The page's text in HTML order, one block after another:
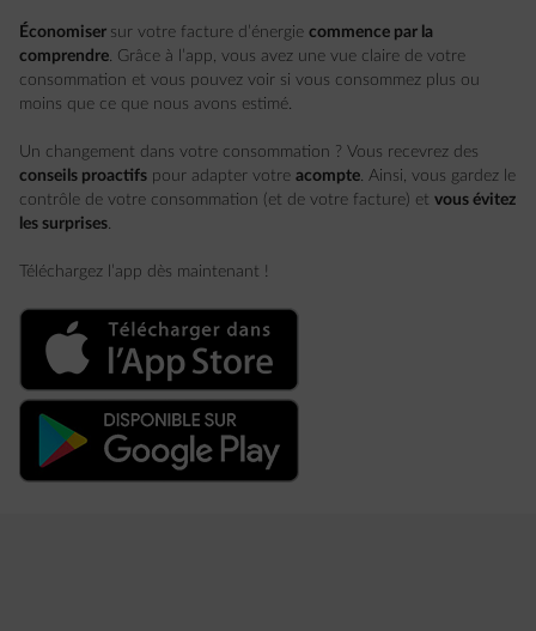
Économiser sur votre facture d’énergie commence par la
comprendre. Grâce à l’app, vous avez une vue claire de votre
consommation et vous pouvez voir si vous consommez plus ou
moins que ce que nous avons estimé.
Un changement dans votre consommation ? Vous recevrez des
conseils proactifs pour adapter votre acompte. Ainsi, vous gardez le
contrôle de votre consommation (et de votre facture) et vous évitez
les surprises.
Téléchargez l’app dès maintenant !